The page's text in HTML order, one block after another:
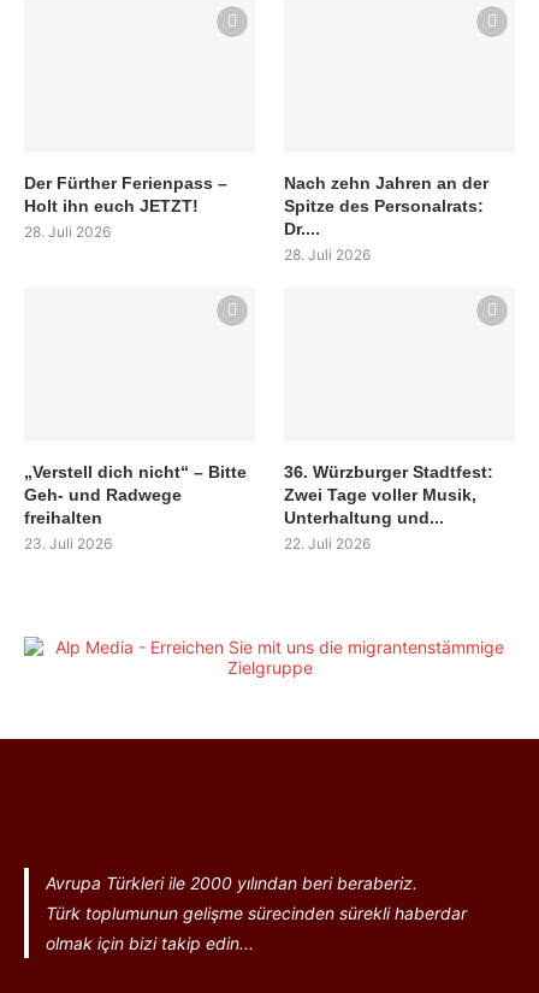
Der Fürther Ferienpass –
Holt ihn euch JETZT!
28. Juli 2026
Nach zehn Jahren an der
Spitze des Personalrats:
Dr....
28. Juli 2026
„Verstell dich nicht“ – Bitte
Geh- und Radwege
freihalten
23. Juli 2026
36. Würzburger Stadtfest:
Zwei Tage voller Musik,
Unterhaltung und...
22. Juli 2026
Avrupa Türkleri ile 2000 yılından beri beraberiz.
Türk toplumunun gelişme sürecinden sürekli haberdar
olmak için bizi takip edin...